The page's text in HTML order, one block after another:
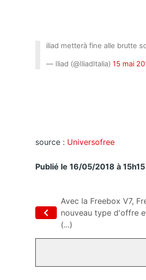
iliad metterà fine alle brutte
— Iliad (@IliadItalia) 15 mai
source : Universofree
Publié le 16/05/2018 à 15h15
Avec la Freebox V7,
nouveau type d'offre
(...)